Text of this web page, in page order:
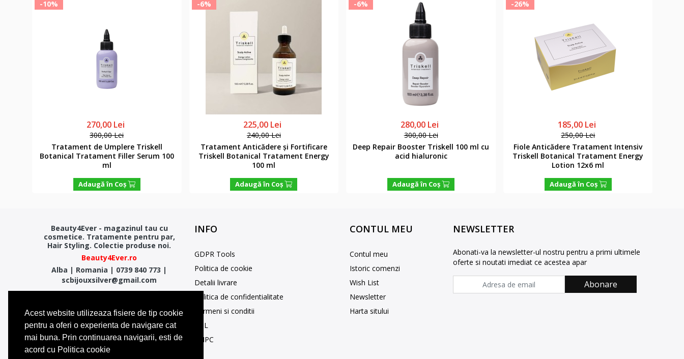
Acest website utilizeaza fisiere de tip cookie
pentru a oferi o experienta de navigare cat
mai buna. Prin continuarea navigarii, esti de
acord cu Politica cookie
-10%
270,00 Lei
300,00 Lei
Tratament de Umplere Triskell
Botanical Tratament Filler Serum 100
ml
Adaugă în Coş
-6%
225,00 Lei
240,00 Lei
Tratament Anticădere și Fortificare
Triskell Botanical Tratament Energy
100 ml
Adaugă în Coş
-6%
280,00 Lei
300,00 Lei
Deep Repair Booster Triskell 100 ml cu
acid hialuronic
Adaugă în Coş
-26%
185,00 Lei
250,00 Lei
Fiole Anticădere Tratament Intensiv
Triskell Botanical Tratament Energy
Lotion 12x6 ml
Adaugă în Coş
Beauty4Ever - magazinul tau cu
cosmetice. Tratamente pentru par,
Hair Styling. Colectie produse noi.
Beauty4Ever.ro
Alba | Romania | 0739 840 773 |
scbijouxsilver@gmail.com
INFO
GDPR Tools
Politica de cookie
Detalii livrare
Politica de confidentialitate
Termeni si conditii
SOL
ANPC
CONTUL MEU
Contul meu
Istoric comenzi
Wish List
Newsletter
Harta sitului
NEWSLETTER
Abonati-va la newsletter-ul nostru pentru a primi ultimele
oferte si noutati imediat ce acestea apar
Abonare